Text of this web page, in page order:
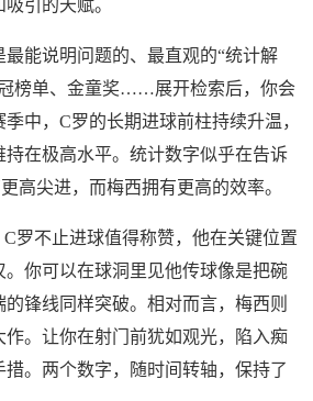
引的天赋。
能说明问题的、最直观的“统计解
榜单、金童奖……展开检索后，你会
中，C罗的长期进球前柱持续升温，
持在极高水平。统计数字似乎在告诉
高尖进，而梅西拥有更高的效率。
罗不止进球值得称赞，他在关键位置
你可以在球洞里见他传球像是把碗
锋线同样突破。相对而言，梅西则
作。让你在射门前犹如观光，陷入痴
。两个数字，随时间转轴，保持了